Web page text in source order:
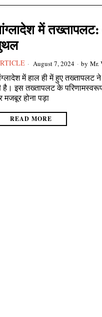
में
August 7, 2024 by Mr.
में हाल ही में हुए तख्तापलट
है। इस तख्तापलट के
मजबूर होना पड़ा
READ MORE